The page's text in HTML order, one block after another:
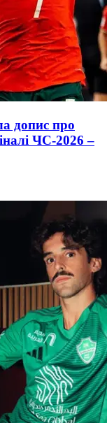
допис про
ЧС-2026 –